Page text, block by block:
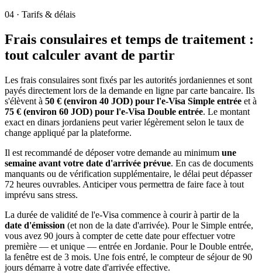
04 · Tarifs & délais
Frais consulaires et temps de traitement :
tout calculer avant de partir
Les frais consulaires sont fixés par les autorités jordaniennes et sont
payés directement lors de la demande en ligne par carte bancaire. Ils
s'élèvent à 50 € (environ 40 JOD) pour l'e-Visa Simple entrée et à
75 € (environ 60 JOD) pour l'e-Visa Double entrée. Le montant
exact en dinars jordaniens peut varier légèrement selon le taux de
change appliqué par la plateforme.
Il est recommandé de déposer votre demande au minimum une
semaine avant votre date d'arrivée prévue. En cas de documents
manquants ou de vérification supplémentaire, le délai peut dépasser
72 heures ouvrables. Anticiper vous permettra de faire face à tout
imprévu sans stress.
La durée de validité de l'e-Visa commence à courir à partir de la
date d'émission (et non de la date d'arrivée). Pour le Simple entrée,
vous avez 90 jours à compter de cette date pour effectuer votre
première — et unique — entrée en Jordanie. Pour le Double entrée,
la fenêtre est de 3 mois. Une fois entré, le compteur de séjour de 90
jours démarre à votre date d'arrivée effective.